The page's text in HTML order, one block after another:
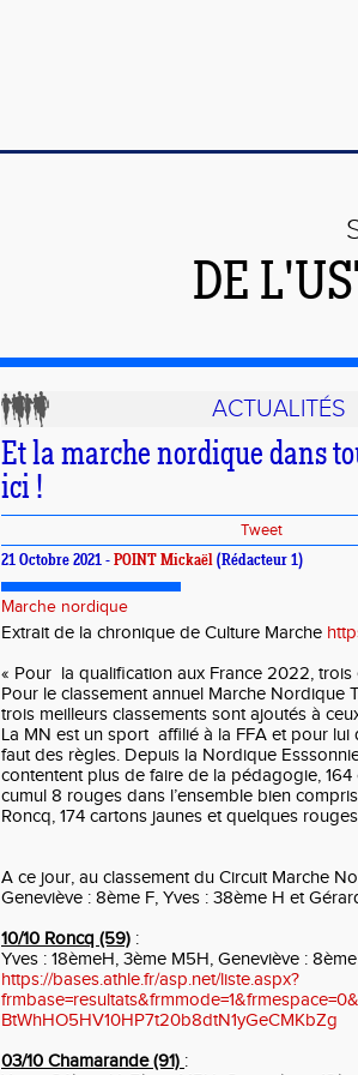
DE
ACTUALITÉS
Et la marche nordique dans
ici !
Tweet
21 Octobre 2021 - POINT Mickaël (Rédacteur 1)
Marche nordique
Extrait de la chronique de Culture Marche
« Pour la qualification aux France 2022,
Pour le classement annuel Marche Nordique
trois meilleurs classements sont ajoutés
La MN est un sport affilié à la FFA et pour lui
faut des règles. Depuis la Nordique
contentent plus de faire de la pédagogie,
cumul 8 rouges dans l’ensemble bien
Roncq, 174 cartons jaunes et quelques
A ce jour, au classement du Circuit Marche
Geneviève : 8ème F, Yves : 38ème H et
10/10 Roncq (59) :
Yves : 18èmeH, 3ème M5H, Geneviève :
https://bases.athle.fr/asp.net/liste.aspx?
BtWhHO5HV10HP7t20b8dtN1yGeCMKbZg
03/10 Chamarande (91) :